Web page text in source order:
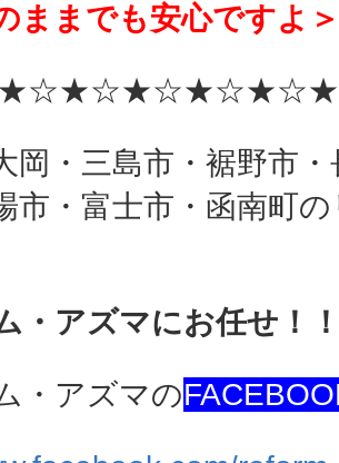
ままでも安心ですよ＞
岡・三島市・裾野市
市・富士市・函南町
・アズマにお任せ！
・アズマの